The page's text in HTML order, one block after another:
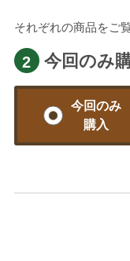
それぞれの商品をご
2 今回のみ
今回のみ
購入